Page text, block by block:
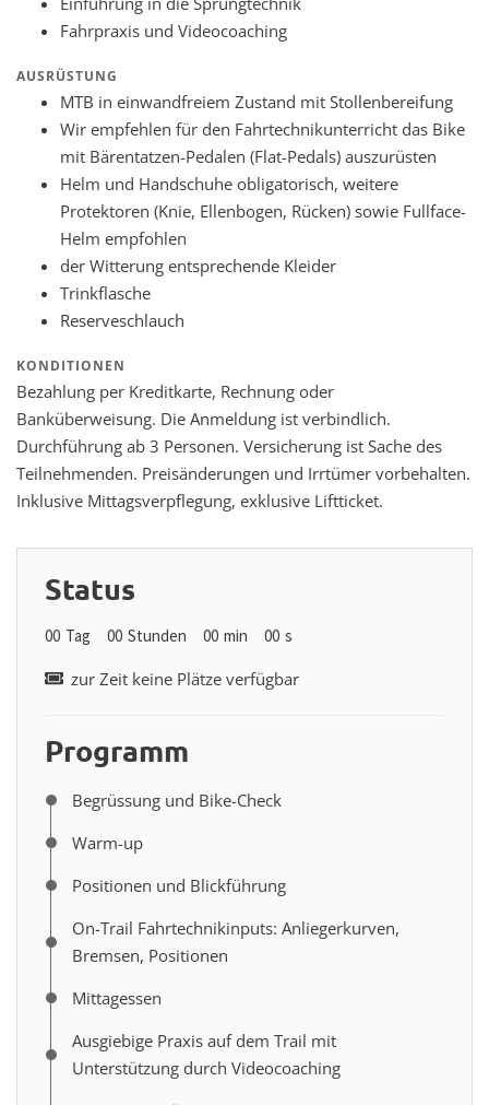
Fahrpraxis und Videocoaching
AUSRÜSTUNG
MTB in einwandfreiem Zustand mit Stollenbereifung
Wir empfehlen für den Fahrtechnikunterricht das Bike
mit Bärentatzen-Pedalen (Flat-Pedals) auszurüsten
Helm und Handschuhe obligatorisch, weitere
Protektoren (Knie, Ellenbogen, Rücken) sowie Fullface-
Helm empfohlen
der Witterung entsprechende Kleider
Trinkflasche
Reserveschlauch
KONDITIONEN
Bezahlung per Kreditkarte, Rechnung oder
Banküberweisung. Die Anmeldung ist verbindlich.
Durchführung ab 3 Personen. Versicherung ist Sache des
Teilnehmenden. Preisänderungen und Irrtümer vorbehalten.
Inklusive Mittagsverpflegung, exklusive Liftticket.
Status
00 Tag 00 Stunden 00 min 00 s
zur Zeit keine Plätze verfügbar
Programm
Begrüssung und Bike-Check
Warm-up
Positionen und Blickführung
On-Trail Fahrtechnikinputs: Anliegerkurven,
Bremsen, Positionen
Mittagessen
Ausgiebige Praxis auf dem Trail mit
Unterstützung durch Videocoaching